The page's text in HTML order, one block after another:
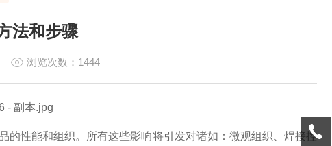
法和步骤
浏览次数：1444
的性能和组织。所有这些影响将引发对诸如：微观组织、焊接控